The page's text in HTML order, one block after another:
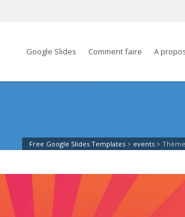
Google Slides Comment faire A
Free Google Slides Templates > events >